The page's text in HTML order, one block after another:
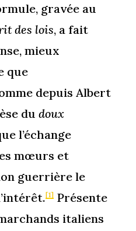
gravée au
des lois, a fait
mieux
que
depuis Albert
dudoux
l’échange
mœurs et
guerrière le
[1] Présente
italiens